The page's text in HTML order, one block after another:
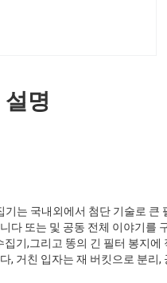
명
는 국내외에서 첨단 기술로 큰
다 또는 및 공동 전체 이야기를
기,그리고 똥의 긴 필터 봉지에
, 거친 입자는 재 버킷으로 분리,